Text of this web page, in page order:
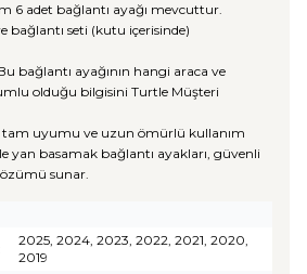
6 adet bağlantı ayağı mevcuttur.
bağlantı seti (kutu içerisinde)
bağlantı ayağının hangi araca ve
olduğu bilgisini Turtle Müşteri
tam uyumu ve uzun ömürlü kullanım
yan basamak bağlantı ayakları, güvenli
sunar.
2025, 2024, 2023, 2022, 2021, 2020,
2019